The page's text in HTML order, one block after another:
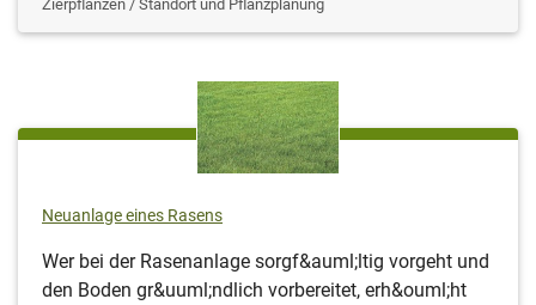
Zierpflanzen / Standort und Pflanzplanung
Neuanlage eines Rasens
Wer bei der Rasenanlage sorgf&auml;ltig vorgeht und
den Boden gr&uuml;ndlich vorbereitet, erh&ouml;ht